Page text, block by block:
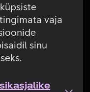
vaja
sinu